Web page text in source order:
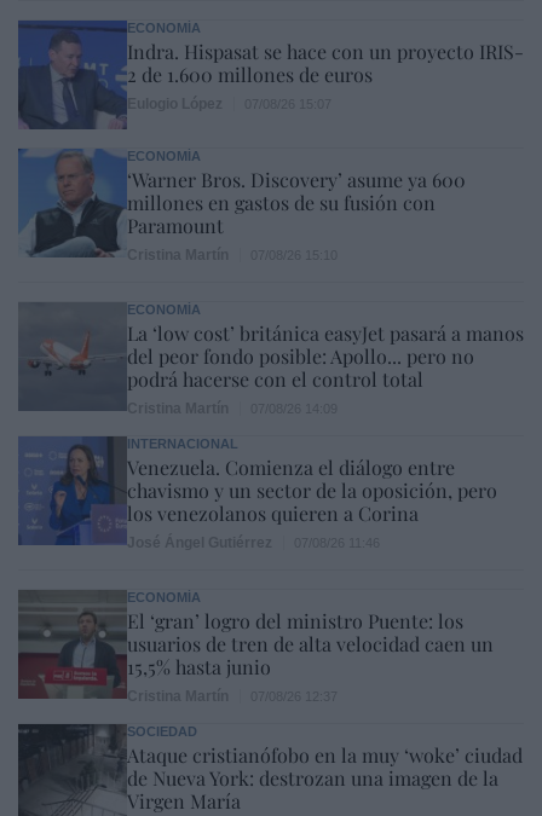
ECONOMÍA
Indra. Hispasat se hace con un proyecto IRIS-
2 de 1.600 millones de euros
ECONOMÍA
‘Warner Bros. Discovery’ asume ya 600
millones en gastos de su fusión con
Paramount
ECONOMÍA
La ‘low cost’ británica easyJet pasará a manos
del peor fondo posible: Apollo... pero no
podrá hacerse con el control total
INTERNACIONAL
Venezuela. Comienza el diálogo entre
chavismo y un sector de la oposición, pero
los venezolanos quieren a Corina
ECONOMÍA
El ‘gran’ logro del ministro Puente: los
usuarios de tren de alta velocidad caen un
15,5% hasta junio
SOCIEDAD
Ataque cristianófobo en la muy ‘woke’ ciudad
de Nueva York: destrozan una imagen de la
Virgen María